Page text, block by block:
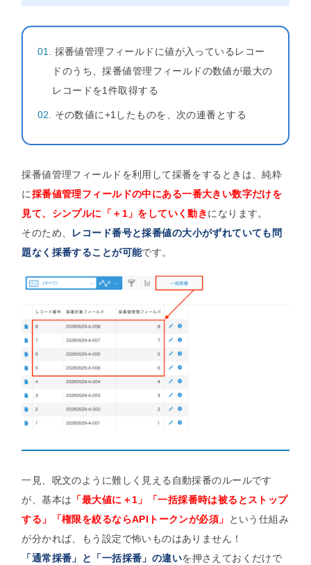
採番値管理フィールドに値が入っているレコー
ドのうち、採番値管理フィールドの数値が最大の
レコードを1件取得する
その数値に+1したものを、次の連番とする
採番値管理フィールドを利用して採番をするときは、純粋
に採番値管理フィールドの中にある一番大きい数字だけを
見て、シンプルに「＋1」をしていく動きになります。
そのため、 レコード番号と採番値の大小がずれていても問
題なく採番することが可能です。
一見、呪文のように難しく見える自動採番のルールです
が、基本は 「最大値に＋1」「一括採番時は被るとストップ
する」「権限を絞るならAPIトークンが必須」
という仕組み
が分かれば、もう設定で怖いものはありません！
「通常採番」と「一括採番」の違いを押さえておくだけで